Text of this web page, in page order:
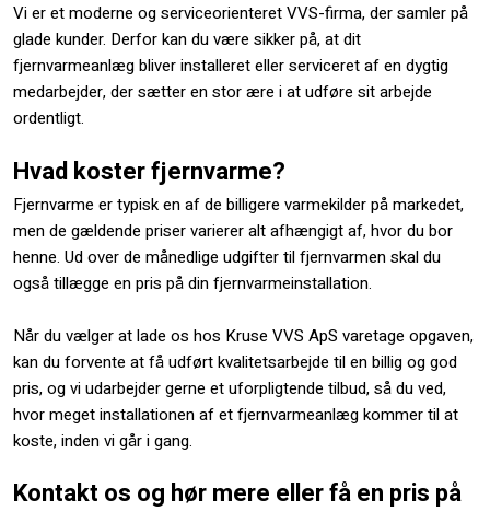
Vi er et moderne og serviceorienteret VVS-firma, der samler på
glade kunder. Derfor kan du være sikker på, at dit
fjernvarmeanlæg bliver installeret eller serviceret af en dygtig
medarbejder, der sætter en stor ære i at udføre sit arbejde
ordentligt.
Hvad koster fjernvarme?
Fjernvarme er typisk en af de billigere varmekilder på markedet,
men de gældende priser varierer alt afhængigt af, hvor du bor
henne. Ud over de månedlige udgifter til fjernvarmen skal du
også tillægge en pris på din fjernvarmeinstallation.
Når du vælger at lade os hos Kruse VVS ApS varetage opgaven,
kan du forvente at få udført kvalitetsarbejde til en billig og god
pris, og vi udarbejder gerne et uforpligtende tilbud, så du ved,
hvor meget installationen af et fjernvarmeanlæg kommer til at
koste, inden vi går i gang.
Kontakt os og hør mere eller få en pris på